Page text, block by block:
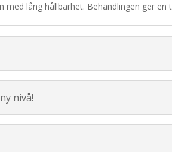
lång hållbarhet. Behandlingen ger en
nivå!